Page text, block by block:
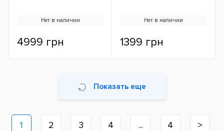
Нет в наличии
4999 грн
Нет в наличии
1399 грн
Показать еще
1 2 3 4 ... 4 >